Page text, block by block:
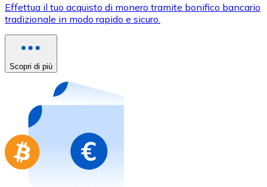
Usa le carte Visa e Mastercard per acquistare
Acquista con carta
Acquista gift card dei tuoi marchi preferiti con
Vai al negozio di carte regalo
Effettua il tuo acquisto di monero tramite bonifico bancario
tradizionale in modo rapido e sicuro.
Scopri di più